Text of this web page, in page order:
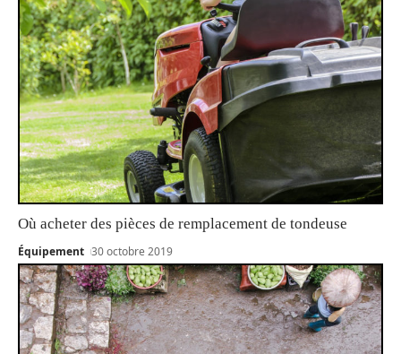
Où acheter des pièces de remplacement de tondeuse
Équipement 30 octobre 2019